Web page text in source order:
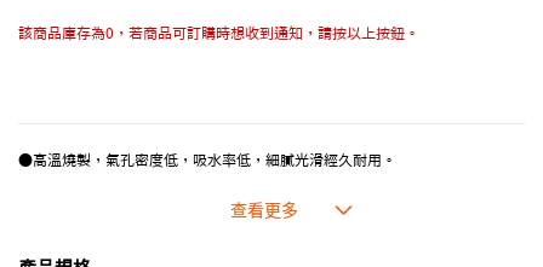
該商品庫存為0，若商品可訂購時想收到通知，請按以上按鈕。
●高溫燒製，氣孔密度低，吸水率低，細膩光滑經久耐用。
●合乎食用安全的塗層，表面光滑，食物容易脫落，清洗方便。